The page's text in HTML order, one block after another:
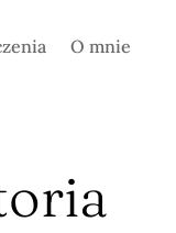
O mnie